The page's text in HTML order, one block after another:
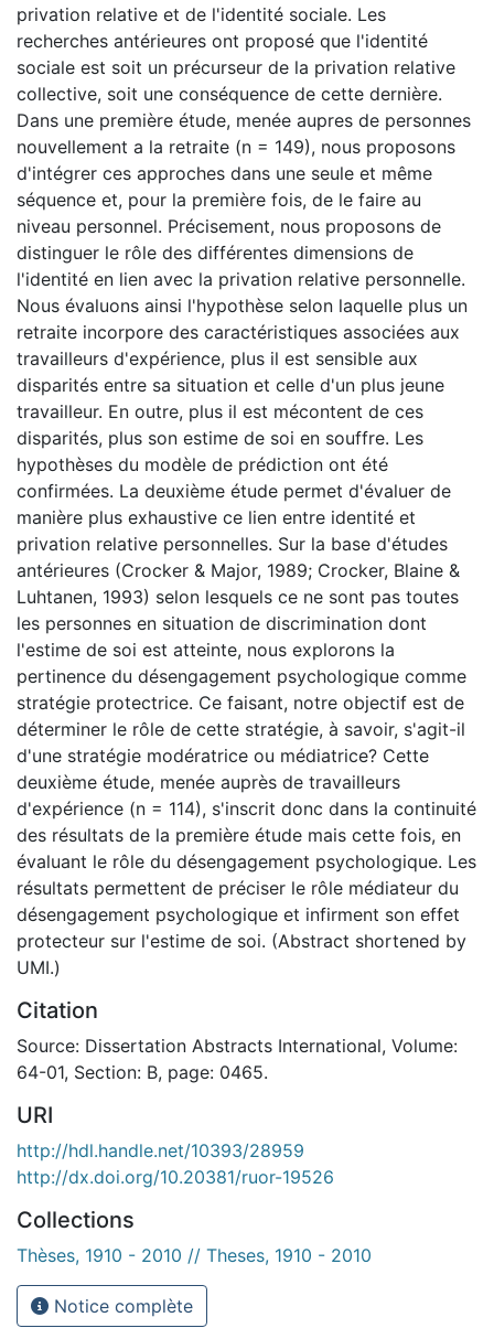
privation relative et de l'identité sociale. Les
recherches antérieures ont proposé que l'identité
sociale est soit un précurseur de la privation relative
collective, soit une conséquence de cette dernière.
Dans une première étude, menée aupres de personnes
nouvellement a la retraite (n = 149), nous proposons
d'intégrer ces approches dans une seule et même
séquence et, pour la première fois, de le faire au
niveau personnel. Précisement, nous proposons de
distinguer le rôle des différentes dimensions de
l'identité en lien avec la privation relative personnelle.
Nous évaluons ainsi l'hypothèse selon laquelle plus un
retraite incorpore des caractéristiques associées aux
travailleurs d'expérience, plus il est sensible aux
disparités entre sa situation et celle d'un plus jeune
travailleur. En outre, plus il est mécontent de ces
disparités, plus son estime de soi en souffre. Les
hypothèses du modèle de prédiction ont été
confirmées. La deuxième étude permet d'évaluer de
manière plus exhaustive ce lien entre identité et
privation relative personnelles. Sur la base d'études
antérieures (Crocker & Major, 1989; Crocker, Blaine &
Luhtanen, 1993) selon lesquels ce ne sont pas toutes
les personnes en situation de discrimination dont
l'estime de soi est atteinte, nous explorons la
pertinence du désengagement psychologique comme
stratégie protectrice. Ce faisant, notre objectif est de
déterminer le rôle de cette stratégie, à savoir, s'agit-il
d'une stratégie modératrice ou médiatrice? Cette
deuxième étude, menée auprès de travailleurs
d'expérience (n = 114), s'inscrit donc dans la continuité
des résultats de la première étude mais cette fois, en
évaluant le rôle du désengagement psychologique. Les
résultats permettent de préciser le rôle médiateur du
désengagement psychologique et infirment son effet
protecteur sur l'estime de soi. (Abstract shortened by
UMI.)
Citation
Source: Dissertation Abstracts International, Volume:
64-01, Section: B, page: 0465.
URI
http://hdl.handle.net/10393/28959
http://dx.doi.org/10.20381/ruor-19526
Collections
Thèses, 1910 - 2010 // Theses, 1910 - 2010
Notice complète